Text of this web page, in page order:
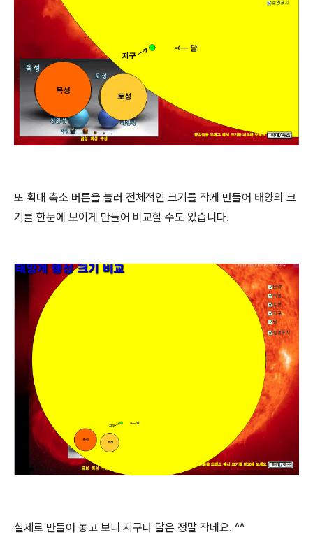
또 확대 축소 버튼을 눌러 전체적인 크기를 작게 만들어 태양의 크
기를 한눈에 보이게 만들어 비교할 수도 있습니다.
실제로 만들어 놓고 보니 지구나 달은 정말 작네요. ^^